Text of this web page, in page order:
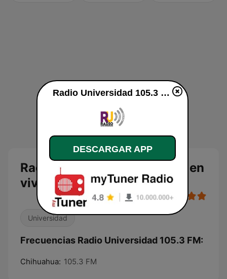
Radio Universidad 105.3 FM en
vivo
Universidad
Frecuencias Radio Universidad 105.3 FM:
Chihuahua: 105.3 FM
Radio Universidad 105.3 FM en vivo
DESCARGAR APP